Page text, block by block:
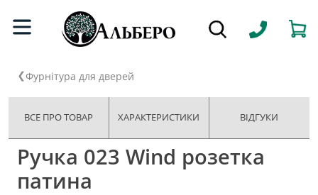
Фурнітура для дверей
ВСЕ ПРО ТОВАР ХАРАКТЕРИСТИКИ ВІДГУКИ
Ручка 023 Wind розетка
патина